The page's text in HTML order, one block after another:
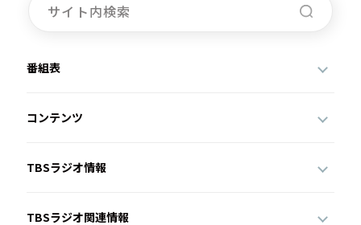
番組表
コンテンツ
TBSラジオ情報
TBSラジオ関連情報